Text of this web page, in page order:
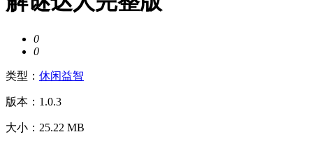
0
0
类型： 休闲益智
版本：1.0.3
大小：25.22 MB